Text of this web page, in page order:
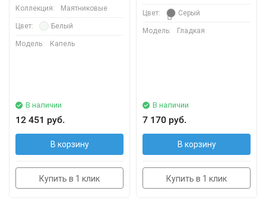
Коллекция: Маятниковые
Цвет: Белый
Модель: Капель
В наличии
12 451 руб.
В корзину
Купить в 1 клик
Цвет: Серый
Модель: Гладкая
В наличии
7 170 руб.
В корзину
Купить в 1 клик